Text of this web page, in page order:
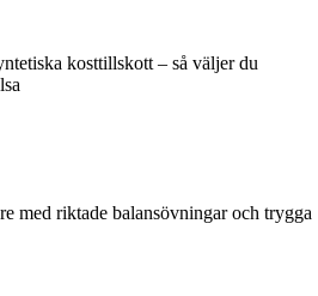
kosttillskott – så väljer du
med riktade balansövningar och trygga